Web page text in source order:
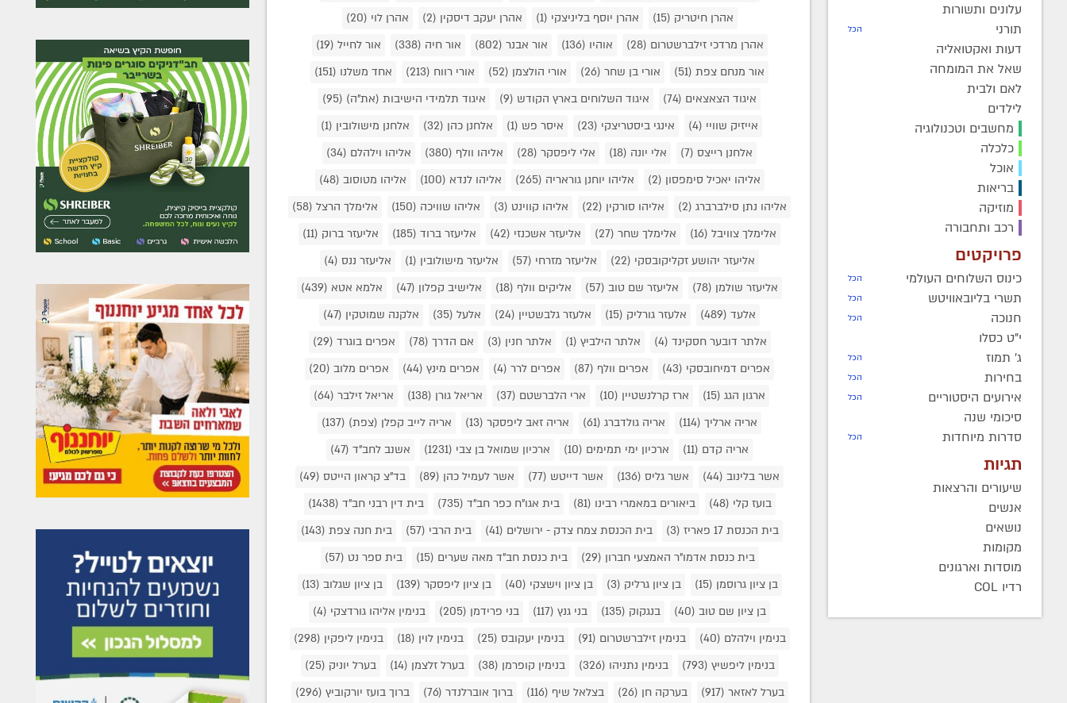
עלונים ותשורות
תורני
הכל
דעות ואקטואליה
שאל את המומחה
לאם ולבית
לילדים
מחשבים וטכנולוגיה
כלכלה
אוכל
בריאות
מוזיקה
רכב ותחבורה
פרויקטים
כינוס השלוחים העולמי הכל
תשרי בליובאוויטש הכל
חנוכה הכל
י"ט כסלו
ג' תמוז
הכל
בחירות הכל
אירועים היסטוריים הכל
סיכומי שנה
סדרות מיוחדות
הכל
תגיות
שיעורים והרצאות
אנשים
נושאים
מקומות
מוסדות וארגונים
רדיו COL
אהרן חיטריק (15) אהרן יוסף בליניצקי (1) אהרן יעקב דיסקין (2) אהרן לוי (20)
אהרן מרדכי זילברשטרום (28) אוהיו (136) אור אבנר (802) אור חיה (338) אור לחייל (19)
אור מנחם צפת (51) אורי בן שחר (26) אורי הולצמן (52) אורי רווח (213) אחד משלנו (151)
איגוד הצאצאים (74) איגוד השלוחים בארץ הקודש (9) איגוד תלמידי הישיבות (את"ה) (95)
אייזיק שוויי (4) אינגי ביסטריצקי (23) איסר פש (1) אלחנן כהן (32) אלחנן מישולובין (1)
אלחנן רייצס (7) אלי יונה (18) אלי ליפסקר (28) אליהו וולף (380) אליהו וילהלם (34)
אליהו יאכיל סימפסון (2) אליהו יוחנן גוראריה (265) אליהו לנדא (100) אליהו מטוסוב (48)
אליהו נתן סילברברג (2) אליהו סורקין (22) אליהו קווינט (3) אליהו שוויכה (150) אלימלך הרצל (58)
אלימלך צוויבל (16) אלימלך שחר (27) אליעזר אשכנזי (42) אליעזר ברוד (185) אליעזר ברוק (11)
אליעזר יהושע זקליקובסקי (22) אליעזר מזרחי (57) אליעזר מישולובין (1) אליעזר ננס (4)
אליעזר שולמן (78) אליעזר שם טוב (57) אליקים וולף (18) אלישיב קפלון (47) אלמא אטא (439)
אלעד (489) אלעזר גורליק (15) אלעזר גלבשטיין (24) אלעל (35) אלקנה שמוטקין (47)
אלתר דובער חסקינד (4) אלתר הילביץ (1) אלתר חנין (3) אם הדרך (78) אפרים בוגרד (29)
אפרים דמיחובסקי (43) אפרים וולף (87) אפרים לרר (4) אפרים מינץ (44) אפרים מלוב (20)
ארגון הגג (15) ארז קרלנשטיין (10) ארי הלברשטם (37) אריאל גורן (138) אריאל זילבר (64)
אריה ארליך (114) אריה גולדברג (61) אריה זאב ליפסקר (13) אריה לייב קפלן (צפת) (137)
אריה קדם (11) ארכיון ימי תמימים (10) ארכיון שמואל בן צבי (1231) אשנב לחב"ד (47)
אשר בלינוב (44) אשר גליס (136) אשר דייטש (77) אשר לעמיל כהן (89) בד"צ קראון הייטס (49)
בועז קלי (48) ביאורים במאמרי רבינו (81) בית אגו"ח כפר חב"ד (735) בית דין רבני חב"ד (1438)
בית הכנסת 17 פאריז
(3) בית הכנסת צמח צדק - ירושלים (41) בית הרבי (57) בית חנה צפת (143)
בית כנסת אדמו"ר האמצעי חברון (29) בית כנסת חב"ד מאה שערים (15) בית ספר נט (57)
בן ציון גרוסמן (15) בן ציון גרליק (3) בן ציון וישצקי (40) בן ציון ליפסקר (139) בן ציון שגלוב (13)
בן ציון שם טוב (40) בנגקוק (135) בני גנץ (117) בני פרידמן (205) בנימין אליהו גורדצקי (4)
בנימין וילהלם (40) בנימין זילברשטרום (91) בנימין יעקובס (25) בנימין לוין (18) בנימין ליפקין (298)
בנימין ליפשיץ (793) בנימין נתניהו (326) בנימין קופרמן (38) בערל זלצמן (14) בערל יוניק (25)
בערל לאזאר (917) בערקה חן (26) בצלאל שיף (116) ברוך אוברלנדר (76) ברוך בועז יורקוביץ (296)